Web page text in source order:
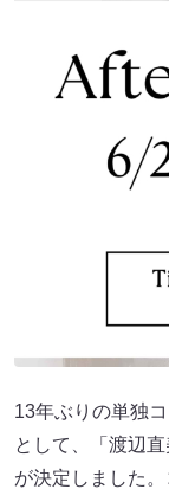
13年ぶりの単独
として、「渡辺
が決定しました